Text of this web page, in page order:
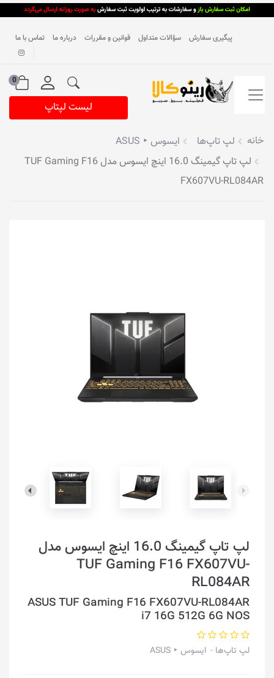
پیگیری سفارش سؤالات متداول قوانین و مقررات درباره ما تماس با ما
0
لیست لپتاپ
خانه لپ تاپ‌ها
ایسوس ‣ ASUS
لپ تاپ گیمینگ 16.0 اینچ ایسوس مدل TUF Gaming F16
FX607VU-RL084AR
لپ تاپ گیمینگ 16.0 اینچ ایسوس مدل
TUF Gaming F16 FX607VU-
RL084AR
ASUS TUF Gaming F16 FX607VU-RL084AR
i7 16G 512G 6G NOS
لپ تاپ‌ها ایسوس ‣ ASUS